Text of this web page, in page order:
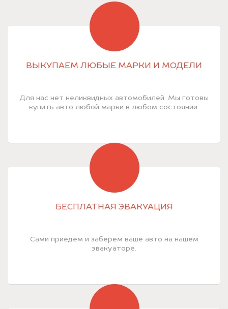
ВЫКУПАЕМ ЛЮБЫЕ МАРКИ И МОДЕЛИ
Для нас нет неликвидных автомобилей. Мы готовы
купить авто любой марки в любом состоянии.
БЕСПЛАТНАЯ ЭВАКУАЦИЯ
Сами приедем и заберём ваше авто на нашем
эвакуаторе.